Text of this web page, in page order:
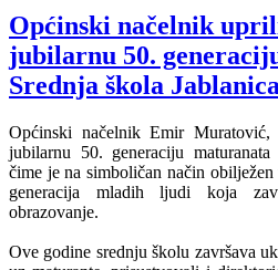
Općinski načelnik
jubilarnu 50.
Srednja škola
Općinski načelnik Emir
jubilarnu 50. generaciju
čime je na simboličan način
generacija mladih ljudi koja
obrazovanje.
Ove godine srednju školu završava